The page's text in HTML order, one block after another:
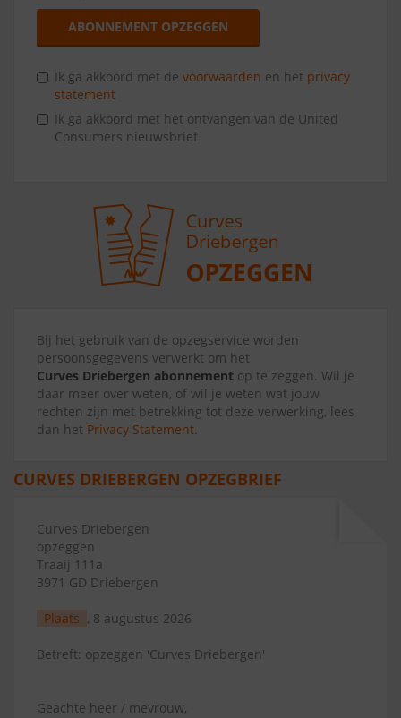
ABONNEMENT OPZEGGEN
Ik ga akkoord met de voorwaarden en het privacy
statement
Ik ga akkoord met het ontvangen van de United
Consumers nieuwsbrief
Bij het gebruik van de opzegservice worden
persoonsgegevens verwerkt om het
Curves Driebergen abonnement op te zeggen. Wil je
daar meer over weten, of wil je weten wat jouw
rechten zijn met betrekking tot deze verwerking, lees
dan het Privacy Statement.
CURVES DRIEBERGEN OPZEGBRIEF
Curves Driebergen
opzeggen
Traaij 111a
3971 GD Driebergen
Plaats , 8 augustus 2026
Betreft: opzeggen 'Curves Driebergen'
Geachte heer / mevrouw,